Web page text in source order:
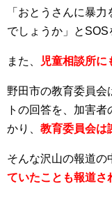
「おとうさんに暴
でしょうか」とSOS
また、 児童相談所に
野田市の教育委員会
トの回答を、加害
かり、 教育委員会は
そんな沢山の報道の
ていたことも報道さ